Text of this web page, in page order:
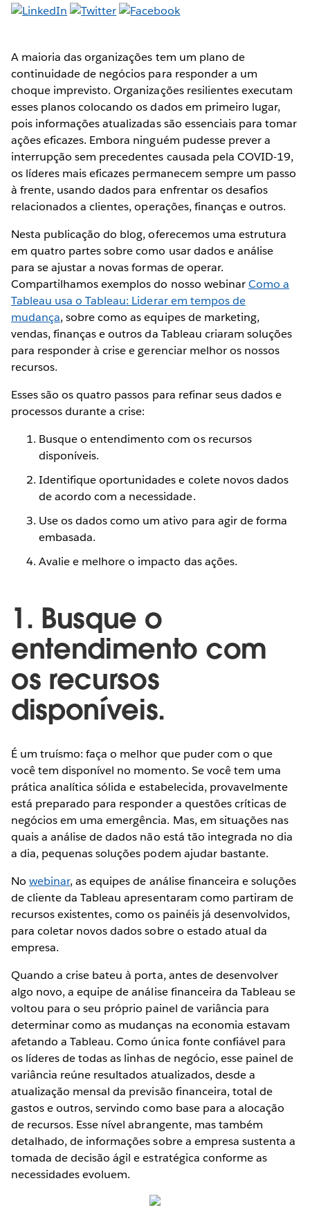
A maioria das organizações tem um plano de
continuidade de negócios para responder a um
choque imprevisto. Organizações resilientes executam
esses planos colocando os dados em primeiro lugar,
pois informações atualizadas são essenciais para tomar
ações eficazes. Embora ninguém pudesse prever a
interrupção sem precedentes causada pela COVID-19,
os líderes mais eficazes permanecem sempre um passo
à frente, usando dados para enfrentar os desafios
relacionados a clientes, operações, finanças e outros.
Nesta publicação do blog, oferecemos uma estrutura
em quatro partes sobre como usar dados e análise
para se ajustar a novas formas de operar.
Compartilhamos exemplos do nosso webinarComo a
Tableau usa o Tableau: Liderar em tempos de
mudança, sobre como as equipes de marketing,
vendas, finanças e outros da Tableau criaram soluções
para responder à crise e gerenciar melhor os nossos
recursos.
Esses são os quatro passos para refinar seus dados e
processos durante a crise:
Busque o entendimento com os recursos
disponíveis.
Identifique oportunidades e colete novos dados
de acordo com a necessidade.
Use os dados como um ativo para agir de forma
embasada.
Avalie e melhore o impacto das ações.
1. Busque o
entendimento com
os recursos
disponíveis.
É um truísmo: faça o melhor que puder com o que
você tem disponível no momento. Se você tem uma
prática analítica sólida e estabelecida, provavelmente
está preparado para responder a questões críticas de
negócios em uma emergência. Mas, em situações nas
quais a análise de dados não está tão integrada no dia
a dia, pequenas soluções podem ajudar bastante.
Nowebinar, as equipes de análise financeira e soluções
de cliente da Tableau apresentaram como partiram de
recursos existentes, como os painéis já desenvolvidos,
para coletar novos dados sobre o estado atual da
empresa.
Quando a crise bateu à porta, antes de desenvolver
algo novo, a equipe de análise financeira da Tableau se
voltou para o seu próprio painel de variância para
determinar como as mudanças na economia estavam
afetando a Tableau. Como única fonte confiável para
os líderes de todas as linhas de negócio, esse painel de
variância reúne resultados atualizados, desde a
atualização mensal da previsão financeira, total de
gastos e outros, servindo como base para a alocação
de recursos. Esse nível abrangente, mas também
detalhado, de informações sobre a empresa sustenta a
tomada de decisão ágil e estratégica conforme as
necessidades evoluem.